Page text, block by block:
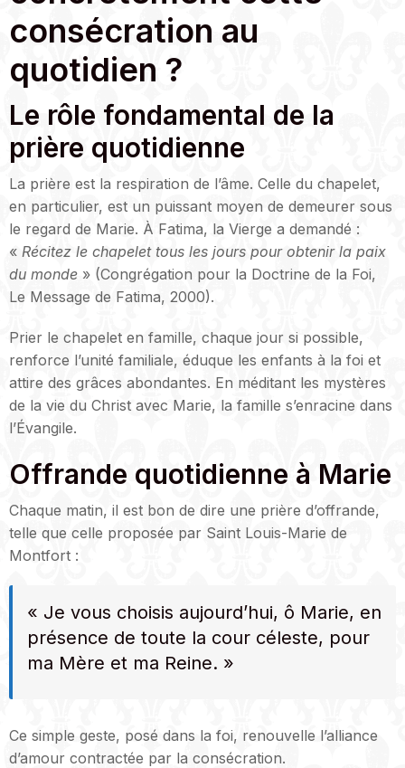
consécration au
quotidien ?
Le rôle fondamental de la
prière quotidienne
La prière est la respiration de l’âme. Celle du chapelet,
en particulier, est un puissant moyen de demeurer sous
le regard de Marie. À Fatima, la Vierge a demandé :
« Récitez le chapelet tous les jours pour obtenir la paix
du monde » (Congrégation pour la Doctrine de la Foi,
Le Message de Fatima, 2000).
Prier le chapelet en famille, chaque jour si possible,
renforce l’unité familiale, éduque les enfants à la foi et
attire des grâces abondantes. En méditant les mystères
de la vie du Christ avec Marie, la famille s’enracine dans
l’Évangile.
Offrande quotidienne à Marie
Chaque matin, il est bon de dire une prière d’offrande,
telle que celle proposée par Saint Louis-Marie de
Montfort :
« Je vous choisis aujourd’hui, ô Marie, en
présence de toute la cour céleste, pour
ma Mère et ma Reine. »
Ce simple geste, posé dans la foi, renouvelle l’alliance
d’amour contractée par la consécration.